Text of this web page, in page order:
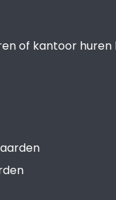
of kantoor huren